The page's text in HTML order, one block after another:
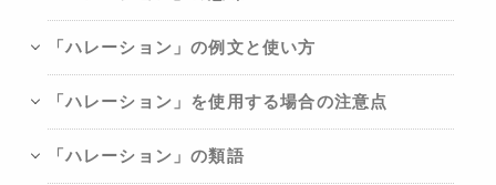
「ハレーション」の例文と使い方
「ハレーション」を使用する場合の注意点
「ハレーション」の類語